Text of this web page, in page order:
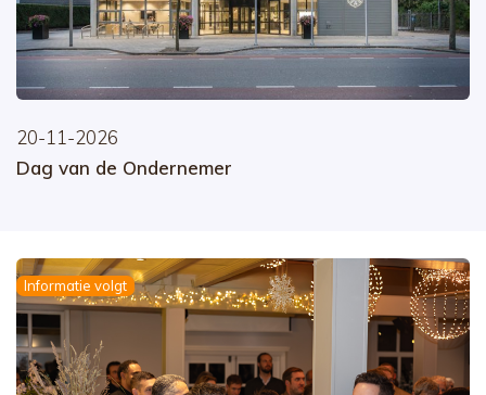
20-11-2026
Dag van de Ondernemer
Informatie volgt